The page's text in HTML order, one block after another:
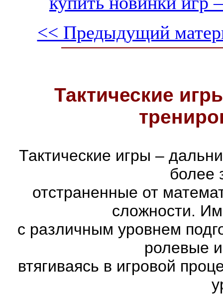
<< Предыдущий
Тактические
Тактические игры –
более
отстраненные от
сложности.
с различным уровнем
ролевые
втягиваясь в игровой